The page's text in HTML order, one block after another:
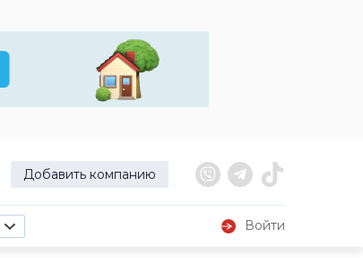
Добавить компанию
Войти